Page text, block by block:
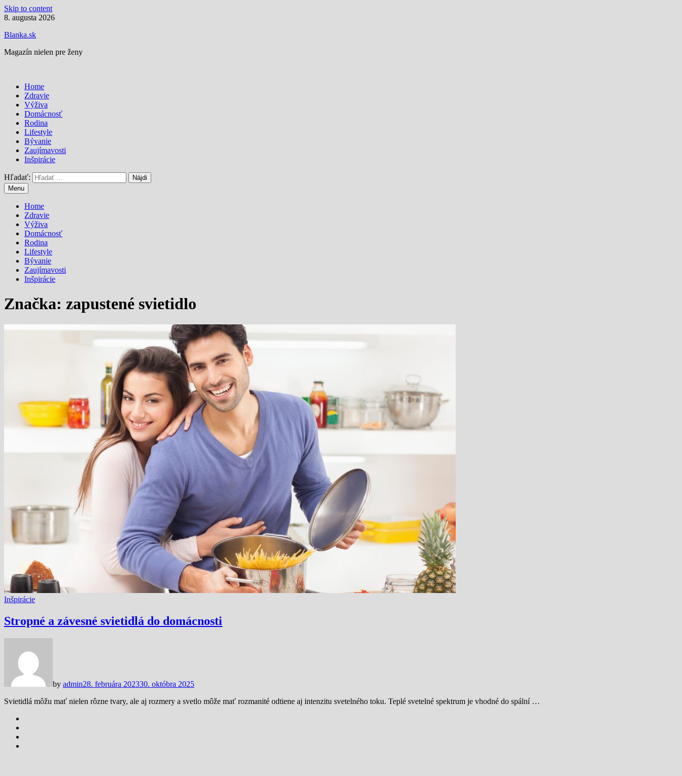
Skip to content
8. augusta 2026
Blanka.sk
Magazín nielen pre ženy
Home
Zdravie
Výživa
Domácnosť
Rodina
Lifestyle
Bývanie
Zaujímavosti
Inšpirácie
Hľadať:
Menu
Home
Zdravie
Výživa
Domácnosť
Rodina
Lifestyle
Bývanie
Zaujímavosti
Inšpirácie
Značka: zapustené svietidlo
Inšpirácie
Stropné a závesné svietidlá do domácnosti
by admin28. februára 202330. októbra 2025
Svietidlá môžu mať nielen rôzne tvary, ale aj rozmery a svetlo môže mať rozmanité odtiene aj intenzitu svetelného toku. Teplé svetelné spektrum je vhodné do spální …